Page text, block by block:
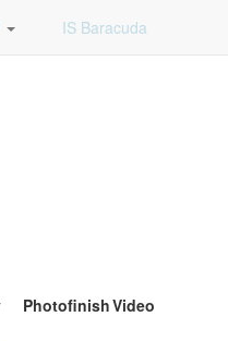
IS Baracuda
PhotofinishVideo